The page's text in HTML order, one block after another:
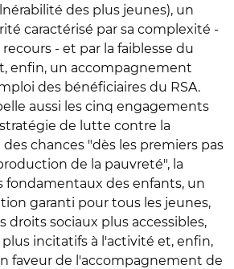
des plus jeunes), un
caractérisé par sa complexité -
- et par la faiblesse du
enfin, un accompagnement
des bénéficiaires du RSA.
aussi les cinq engagements
de lutte contre la
chances "dès les premiers pas
de la pauvreté", la
fondamentaux des enfants, un
garanti pour tous les jeunes,
droits sociaux plus accessibles,
incitatifs à l'activité et, enfin,
faveur de l'accompagnement de